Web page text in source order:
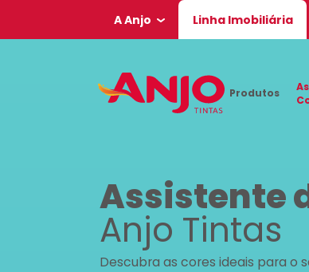
A Anjo Linha Imobiliária
Produtos
Assistente
Anjo Tintas
Descubra as cores ideais para o